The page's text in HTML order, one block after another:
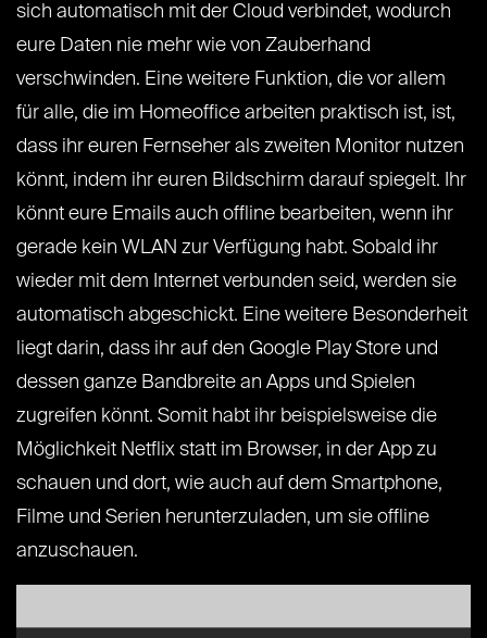
sich automatisch mit der Cloud verbindet, wodurch
eure Daten nie mehr wie von Zauberhand
verschwinden. Eine weitere Funktion, die vor allem
für alle, die im Homeoffice arbeiten praktisch ist, ist,
dass ihr euren Fernseher als zweiten Monitor nutzen
könnt, indem ihr euren Bildschirm darauf spiegelt. Ihr
könnt eure Emails auch offline bearbeiten, wenn ihr
gerade kein WLAN zur Verfügung habt. Sobald ihr
wieder mit dem Internet verbunden seid, werden sie
automatisch abgeschickt. Eine weitere Besonderheit
liegt darin, dass ihr auf den Google Play Store und
dessen ganze Bandbreite an Apps und Spielen
zugreifen könnt. Somit habt ihr beispielsweise die
Möglichkeit Netflix statt im Browser, in der App zu
schauen und dort, wie auch auf dem Smartphone,
Filme und Serien herunterzuladen, um sie offline
anzuschauen.